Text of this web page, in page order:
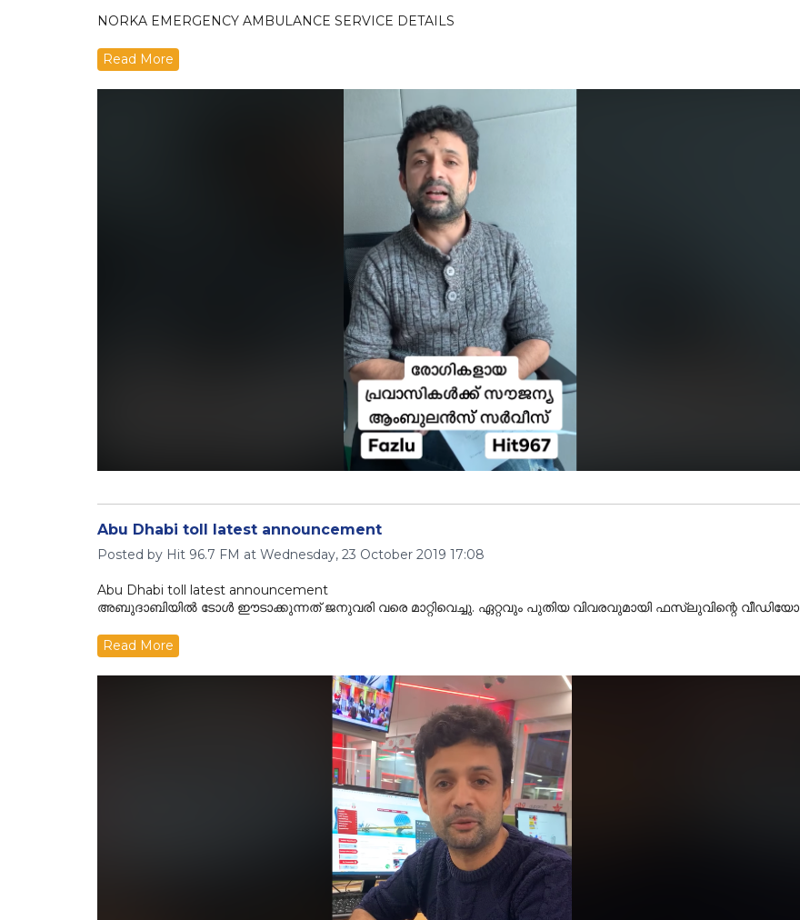
NORKA EMERGENCY AMBULANCE SERVICE DETAILS
Read More
Abu Dhabi toll latest announcement
Posted by Hit 96.7 FM at Wednesday, 23 October 2019 17:08
Abu Dhabi toll latest announcement
അബുദാബിയിൽ ടോൾ ഈടാക്കുന്നത് ജനുവരി വരെ മാറ്റിവെച്ചു. ഏറ്റവും പുതിയ വിവരവുമായി ഫസ്‌ലുവിന്റെ വീഡിയോ
Read More